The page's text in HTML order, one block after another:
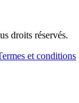
droits réservés.
et conditions